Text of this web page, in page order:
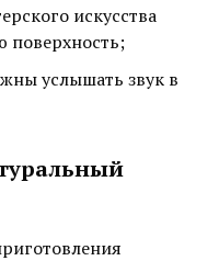
искусства
поверхность;
услышать звук в